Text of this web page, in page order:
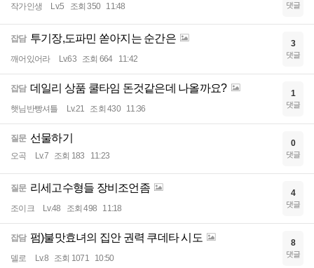
작가인생 Lv.5 조회 350 11:48 댓글
잡담 투기장,도파민 쏟아지는 순간은
깨어있어라 Lv.63 조회 664 11:42
3
댓글
잡담 데일리 상품 쿨타임 돈것같은데 나올까요?
햇님반빵셔틀 Lv.21 조회 430 11:36
1
댓글
질문 선물하기
오곡 Lv.7 조회 183 11:23
0
댓글
질문 리세고수형들 장비조언좀
조이크 Lv.48 조회 498 11:18
4
댓글
잡담 펌)불맛효녀의 집안 권력 쿠데타 시도
델로 Lv.8 조회 1071 10:50
8
댓글